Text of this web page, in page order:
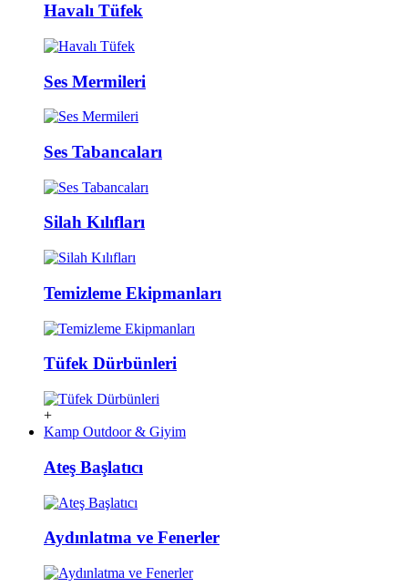
Havalı Tüfek
Ses Mermileri
Ses Tabancaları
Silah Kılıfları
Temizleme Ekipmanları
Tüfek Dürbünleri
+
Kamp Outdoor & Giyim
Ateş Başlatıcı
Aydınlatma ve Fenerler